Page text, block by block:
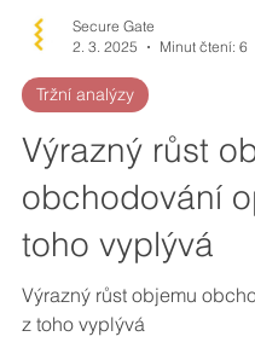
2. 3. 2025
Minut čtení: 6
Tržní analýzy
Výrazný růst
obchodování